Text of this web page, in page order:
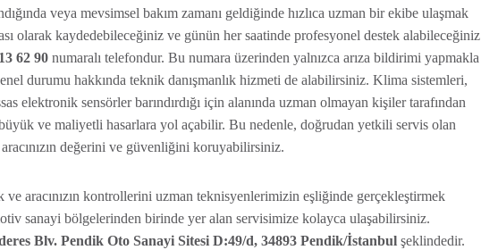
veya mevsimsel bakım zamanı geldiğinde hızlıca uzman bir ekibe ulaşmak
olarak kaydedebileceğiniz ve günün her saatinde profesyonel destek alabileceğiniz
62 90 numaralı telefondur. Bu numara üzerinden yalnızca arıza bildirimi yapmakla
durumu hakkında teknik danışmanlık hizmeti de alabilirsiniz. Klima sistemleri,
elektronik sensörler barındırdığı için alanında uzman olmayan kişiler tarafından
ve maliyetli hasarlara yol açabilir. Bu nedenle, doğrudan yetkili servis olan
değerini ve güvenliğini koruyabilirsiniz.
aracınızın kontrollerini uzman teknisyenlerimizin eşliğinde gerçekleştirmek
sanayi bölgelerinden birinde yer alan servisimize kolayca ulaşabilirsiniz.
Blv. Pendik Oto Sanayi Sitesi D:49/d, 34893 Pendik/İstanbul şeklindedir.